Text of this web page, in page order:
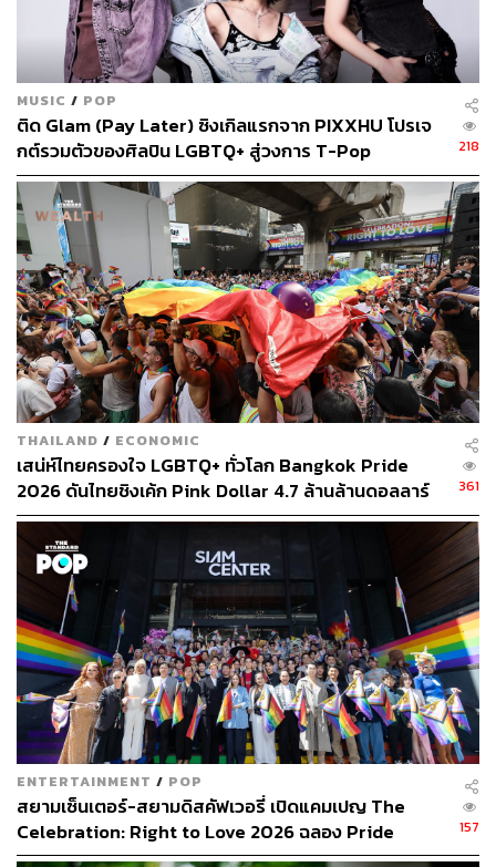
ทำให้บุคคลเหล่านั้นประสบปัญหาจากการขาดการรับรอง
สิทธิต่างๆ ที่เกิดจากจดทะเบียนสมรส เช่น สิทธิในการรับบุตร
บุญธรรมร่วมกัน สิทธิในการจัดการทรัพย์สินในการเป็น
ทายาทโดยธรรมในการรับมรดกจากคู่ชีวิต จึงจำเป็นจะต้อง
แก้ไขโดยใช้ภาษาที่เป็นกลางทางเพศภาวะ
ในการยินยอมให้บุคคลทุกเพศกำเนิด ทุกรสนิยมทางเพศ และ
ทุกอัตลักษณ์ทางเพศ สามารถเข้าถึงและจดทะเบียนสมรส
เป็นคู่สมรสที่ชอบด้วยกฎหมายได้ ซึ่งสอดคล้องกับหลักการ
ความเสมอภาคต่อหน้ากฎหมายและหลักศักดิ์ศรีความเป็น
มนุษย์ จึงจำเป็นต้องตราพระราชบัญญัตินี้ โดยที่ พ.ร.บ.สมรส
เท่าเทียม ฉบับภาคประชาชน ได้ถูกร่างภายใต้หลักการ
ทั้งหมด 6 หลักการ
ณชเลกล่าวว่า หลักการแรกให้บุคคลสองคน ทั้งคู่รักต่างเพศ
คู่รักเพศเดียวกัน และคู่รักเพศหลากหลาย สามารถจด
ทะเบียนสมรสได้ตามประมวลกฎหมายแพ่งและพาณิชย์ใน
มาตรา 1448
หลักการที่ 2 ให้บุคคลสองคน ทั้งคู่รักต่างเพศ คู่รักเพศ
เดียวกัน และคู่รักเพศหลากหลาย สามารถจดทะเบียนสมรส
ได้ และเมื่อนายทะเบียนได้บันทึกความยินยอมแล้ว ให้บุคคล
สองคน ทั้งคู่รักต่างเพศ คู่รักเพศเดียวกัน และคู่รักเพศหลาก
หลาย เป็นคู่สมรสที่ชอบด้วยกฎหมายแห่งประมวลกฎหมาย
แพ่งและพาณิชย์ในมาตรา 1458
หลักการที่ 3 ให้บุคคลสองคน ทั้งคู่รักต่างเพศ คู่รักเพศ
เดียวกัน และคู่รักเพศหลากหลาย ที่จดทะเบียนสมรสร่วมกัน
แล้วต้องอยู่กินด้วยกันฉันคู่สมรสตามมาตรา 1461
หลักการที่ 4 ให้คู่สมรสที่รับผู้เยาว์เป็นบุตรบุญธรรมตาม
ประมวลกฎหมายแพ่งและพาณิชย์เป็นบุพการีที่ชอบด้วย
กฎหมาย
MUSIC / POP
ติด Glam (Pay Later) ซิงเกิลแรกจาก PIXXHU โปรเจ
กต์รวมตัวของศิลปิน LGBTQ+ สู่วงการ T-Pop
218
THAILAND / ECONOMIC
เสน่ห์ไทยครองใจ LGBTQ+ ทั่วโลก Bangkok Pride
2026 ดันไทยชิงเค้ก Pink Dollar 4.7 ล้านล้านดอลลาร์
361
ENTERTAINMENT / POP
สยามเซ็นเตอร์-สยามดิสคัฟเวอรี่ เปิดแคมเปญ The
Celebration: Right to Love 2026 ฉลอง Pride
Month ใจกลางสยาม [PR News]
157